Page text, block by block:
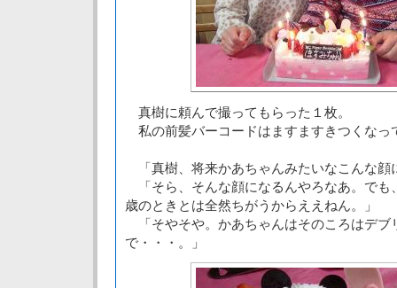
真樹に頼んで撮ってもらった１枚。
私の前髪バーコードはますますきつくなっ
「真樹、将来かあちゃんみたいなこんな顔
「そら、そんな顔になるんやろなあ。でも
歳のときとは全然ちがうからええねん。」
「そやそや。かあちゃんはそのころはデブ
で・・・。」